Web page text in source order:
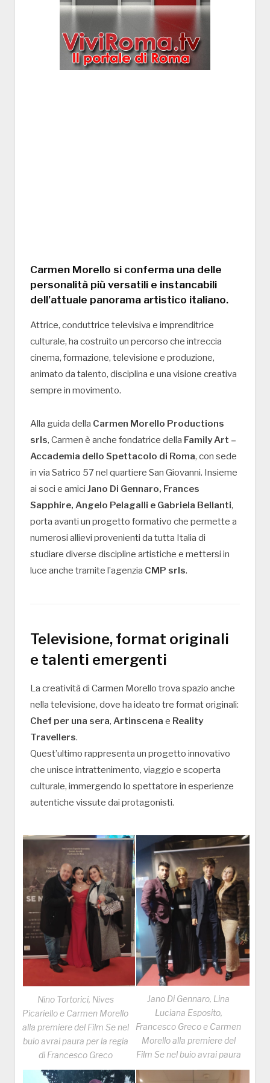
Carmen Morello si conferma una delle
personalità più versatili e instancabili
dell’attuale panorama artistico italiano.
Attrice, conduttrice televisiva e imprenditrice
culturale, ha costruito un percorso che intreccia
cinema, formazione, televisione e produzione,
animato da talento, disciplina e una visione creativa
sempre in movimento.
Alla guida della Carmen Morello Productions
srls, Carmen è anche fondatrice della Family Art –
Accademia dello Spettacolo di Roma, con sede
in via Satrico 57 nel quartiere San Giovanni. Insieme
ai soci e amici Jano Di Gennaro, Frances
Sapphire, Angelo Pelagalli e Gabriela Bellanti,
porta avanti un progetto formativo che permette a
numerosi allievi provenienti da tutta Italia di
studiare diverse discipline artistiche e mettersi in
luce anche tramite l’agenzia CMP srls.
Televisione, format originali
e talenti emergenti
La creatività di Carmen Morello trova spazio anche
nella televisione, dove ha ideato tre format originali:
Chef per una sera, Artinscena e Reality
Travellers.
Quest’ultimo rappresenta un progetto innovativo
che unisce intrattenimento, viaggio e scoperta
culturale, immergendo lo spettatore in esperienze
autentiche vissute dai protagonisti.
Nino Tortorici, Nives
Picariello e Carmen Morello
alla premiere del Film Se nel
buio avrai paura per la regia
di Francesco Greco
Jano Di Gennaro, Lina
Luciana Esposito,
Francesco Greco e Carmen
Morello alla premiere del
Film Se nel buio avrai paura